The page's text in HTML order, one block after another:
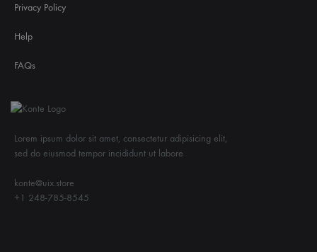
Privacy Policy
Help
FAQs
Lorem ipsum dolor sit amet, consectetur adipisicing elit,
sed do eiusmod tempor incididunt ut labore
konte@uix.store
+1 248-785-8545